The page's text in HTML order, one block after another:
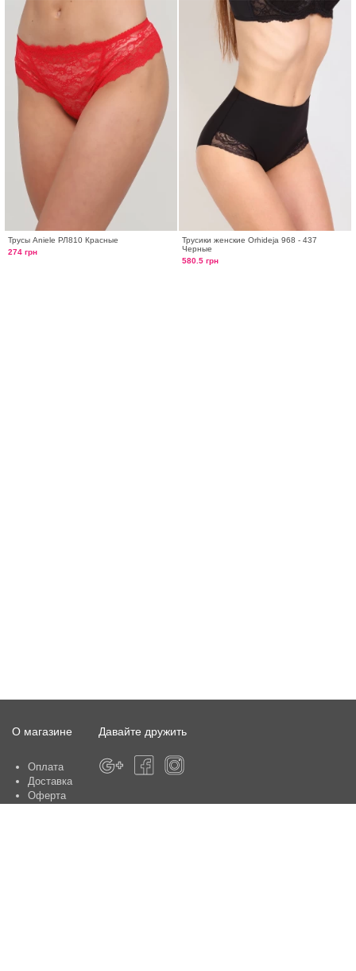
Трусы Aniele РЛ810 Красные
274 грн
Трусики женские Orhideja 968 - 437
Черные
580.5 грн
О магазине
Оплата
Доставка
Оферта
Давайте дружить